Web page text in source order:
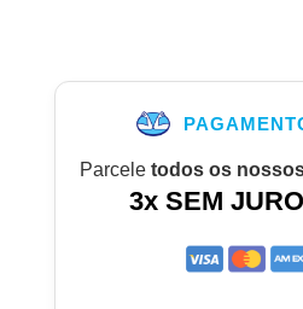
Parcele todos os
3x SEM